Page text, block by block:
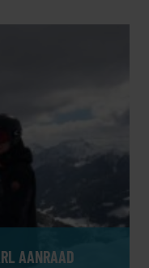
AANRAAD